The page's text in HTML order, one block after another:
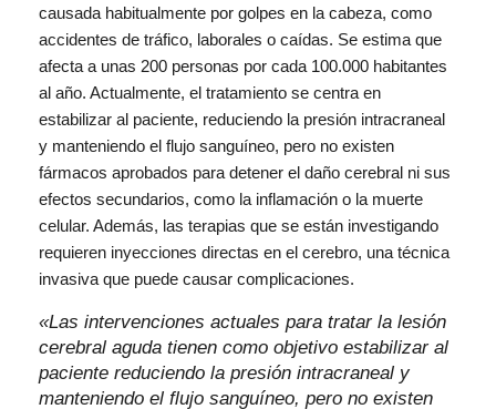
causada habitualmente por golpes en la cabeza, como
accidentes de tráfico, laborales o caídas. Se estima que
afecta a unas 200 personas por cada 100.000 habitantes
al año. Actualmente, el tratamiento se centra en
estabilizar al paciente, reduciendo la presión intracraneal
y manteniendo el flujo sanguíneo, pero no existen
fármacos aprobados para detener el daño cerebral ni sus
efectos secundarios, como la inflamación o la muerte
celular. Además, las terapias que se están investigando
requieren inyecciones directas en el cerebro, una técnica
invasiva que puede causar complicaciones.
«Las intervenciones actuales para tratar la lesión
cerebral aguda tienen como objetivo estabilizar al
paciente reduciendo la presión intracraneal y
manteniendo el flujo sanguíneo, pero no existen